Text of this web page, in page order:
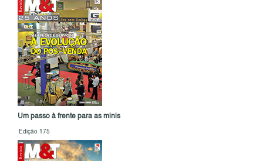
Um passo à frente para as minis
Edição 175